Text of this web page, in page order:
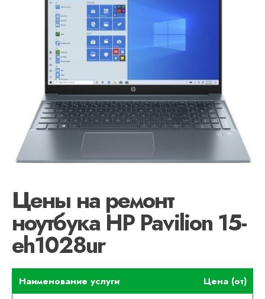
Цены на ремонт
ноутбука HP Pavilion 15-
eh1028ur
Наименование услуги
Цена (от)